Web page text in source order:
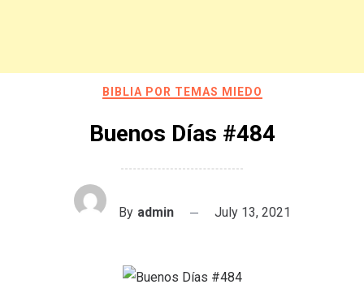
BIBLIA POR TEMAS MIEDO
Buenos Días #484
By admin July 13, 2021